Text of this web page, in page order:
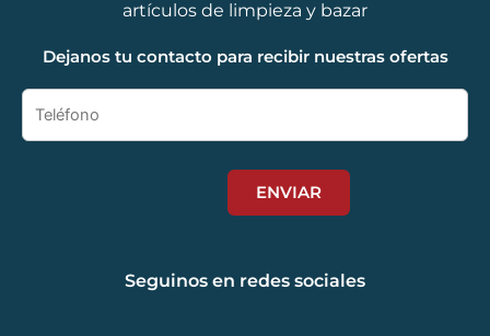
artículos de limpieza y bazar
Dejanos tu contacto para recibir nuestras ofertas
Seguinos en redes sociales